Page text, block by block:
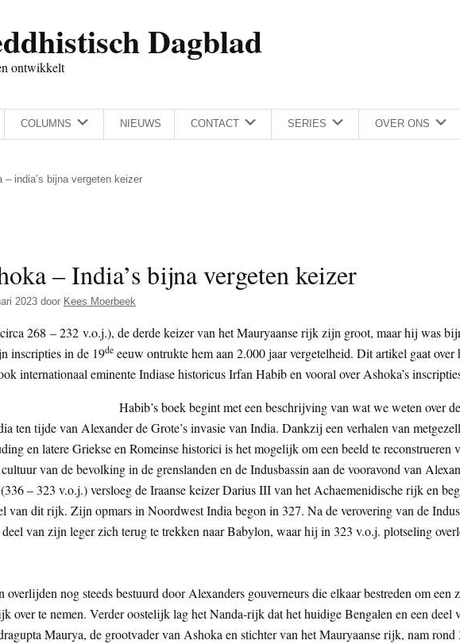
Dagblad
ontwikkelt
COLUMNS NIEUWS CONTACT SERIES OVER ONS
– india’s bijna vergeten keizer
– India’s bijna vergeten keizer
2023 door Kees Moerbeek
268 – 232 v.o.j.), de derde keizer van het Mauryaanse rijk zijn groot, maar hij was
inscripties in de 19de eeuw ontrukte hem aan 2.000 jaar vergetelheid. Dit artikel gaat over
internationaal eminente Indiase historicus Irfan Habib en vooral over Ashoka’s
Habib’s boek begint met een beschrijving van wat we weten over de
ten tijde van Alexander de Grote’s invasie van India. Dankzij een verhalen van
en latere Griekse en Romeinse historici is het mogelijk om een beeld te reconstrueren
van de bevolking in de grenslanden en de Indusbassin aan de vooravond van
– 323 v.o.j.) versloeg de Iraanse keizer Darius III van het Achaemenidische rijk en
van dit rijk. Zijn opmars in Noordwest India begon in 327. Na de verovering van de
van zijn leger zich terug te trekken naar Babylon, waar hij in 323 v.o.j. plotseling
nog steeds bestuurd door Alexanders gouverneurs die elkaar bestreden om een
over te nemen. Verder oostelijk lag het Nanda-rijk dat het huidige Bengalen en een deel
Maurya, de grootvader van Ashoka en stichter van het Mauryaanse rijk, nam rond